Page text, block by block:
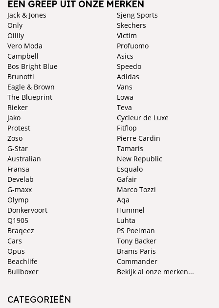
EEN GREEP UIT ONZE MERKEN
Jack & Jones
Only
Oilily
Vero Moda
Campbell
Bos Bright Blue
Brunotti
Eagle & Brown
The Blueprint
Rieker
Jako
Protest
Zoso
Sjeng Sports
Skechers
Victim
Profuomo
Asics
Speedo
Adidas
Vans
Lowa
Teva
Cycleur de Luxe
Fitflop
Pierre Cardin
G-Star
Australian
Fransa
Develab
G-maxx
Olymp
Donkervoort
Q1905
Braqeez
Cars
Opus
Beachlife
Bullboxer
Tamaris
New Republic
Esqualo
Gafair
Marco Tozzi
Aqa
Hummel
Luhta
PS Poelman
Tony Backer
Brams Paris
Commander
Bekijk al onze merken...
CATEGORIEËN